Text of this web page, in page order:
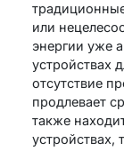
или
энергии уже
устройствах
отсутствие
продлевает
также
устройствах,